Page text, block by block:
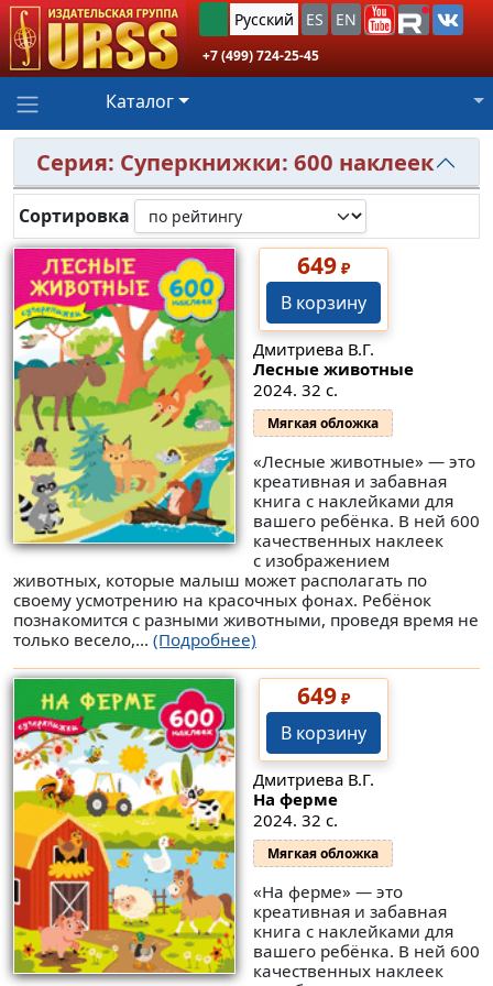
Русский ES EN
+7 (499) 724-25-45
Каталог
Серия: Суперкнижки: 600 наклеек
Сортировка
649₽
В корзину
Дмитриева В.Г.
Лесные животные
2024. 32 с.
Мягкая обложка
«Лесные животные» — это
креативная и забавная
книга с наклейками для
вашего ребёнка. В ней 600
качественных наклеек
с изображением
животных, которые малыш может располагать по
своему усмотрению на красочных фонах. Ребёнок
познакомится с разными животными, проведя время не
только весело,... (Подробнее)
649₽
В корзину
Дмитриева В.Г.
На ферме
2024. 32 с.
Мягкая обложка
«На ферме» — это
креативная и забавная
книга с наклейками для
вашего ребёнка. В ней 600
качественных наклеек